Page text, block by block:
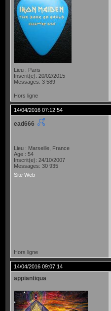
Lieu : Paris
Inscrit(e): 20/02/2015
Messages: 3 589
Hors ligne
14/04/2016 07:12:54
ead666
Lieu : Marseille, France
Age : 54
Inscrit(e): 24/10/2007
Messages: 30 935
Site Web
Hors ligne
14/04/2016 09:07:14
appiantiqua